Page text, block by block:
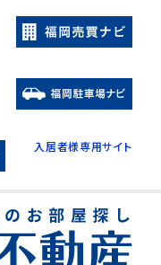
入居者様専用サイト